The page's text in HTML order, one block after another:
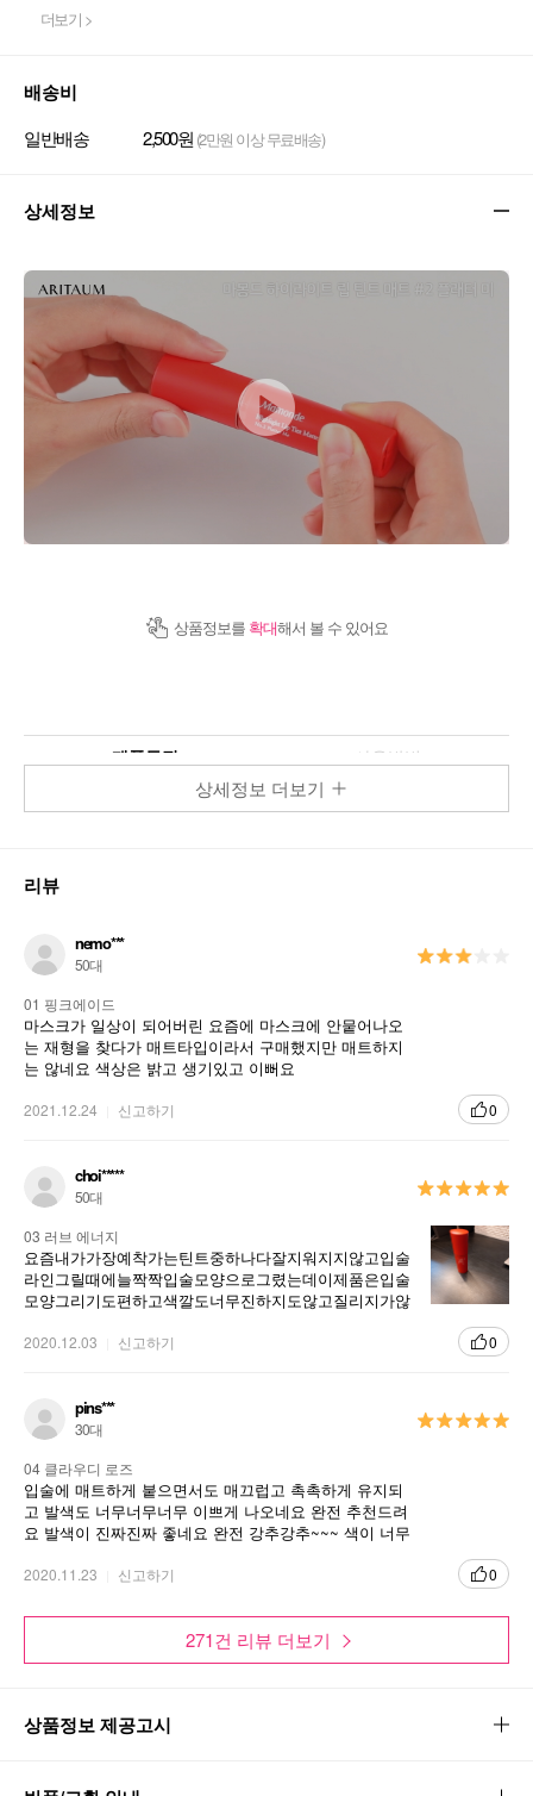
더보기 >
배송비
일반배송 2,500원 (2만원 이상 무료배송)
상세정보
상품정보를 확대해서 볼 수 있어요
제품특징 사용방법
하이라이트 립 틴트 매트
HIGHLIGHT LIP TINT MATTE
틴트 컬러가 얇고 가볍게 밀착되어 하루종일 편안하게 오래도록
선명하게!
미끄러지듯 가볍고 얇은 발림성
바를 땐 미끄러지듯 얇고 부드럽게! 픽스 된 후엔
안 바른 듯 가볍게 입술에 착붙
고발색 컬러 피그먼트 적용으로 소량으로도 선명
하고 또렷한 컬러 구현
상세정보 더보기
리뷰
nemo***
50대
01 핑크에이드
마스크가 일상이 되어버린 요즘에 마스크에 안뭍어나오
는 재형을 찾다가 매트타입이라서 구매했지만 매트하지
는 않네요 색상은 밝고 생기있고 이뻐요
2021.12.24 신고하기 0
choi*****
50대
03 러브 에너지
요즘내가가장예착가는틴트중하나다잘지워지지않고입술
라인그릴때에늘짝짝입술모양으로그렸는데이제품은입술
모양그리기도편하고색깔도너무진하지도않고질리지가않
2020.12.03 신고하기 0
pins***
30대
04 클라우디 로즈
입술에 매트하게 붙으면서도 매끄럽고 촉촉하게 유지되
고 발색도 너무너무너무 이쁘게 나오네요 완전 추천드려
요 발색이 진짜진짜 좋네요 완전 강추강추~~~ 색이 너무
2020.11.23 신고하기 0
271건 리뷰 더보기
상품정보 제공고시